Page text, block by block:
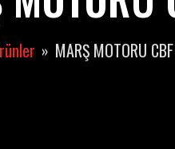
MARŞ MOTORU